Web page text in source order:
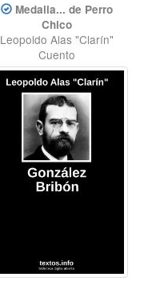
Medalla... de Perro
Chico
Leopoldo Alas "Clarín"
Cuento